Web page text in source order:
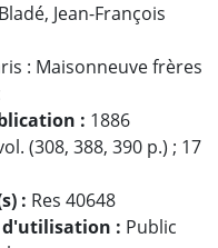
Bladé, Jean-François
: Maisonneuve frères
: 1886
(308, 388, 390 p.) ; 17
: Res 40648
: Public